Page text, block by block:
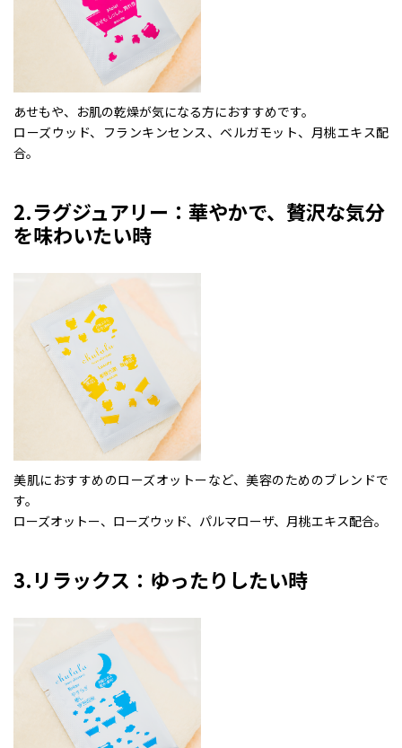
あせもや、お肌の乾燥が気になる方におすすめです。
ローズウッド、フランキンセンス、ベルガモット、月桃エキス配
合。
2.ラグジュアリー：華やかで、贅沢な気分
を味わいたい時
美肌におすすめのローズオットーなど、美容のためのブレンドで
す。
ローズオットー、ローズウッド、パルマローザ、月桃エキス配合。
3.リラックス：ゆったりしたい時